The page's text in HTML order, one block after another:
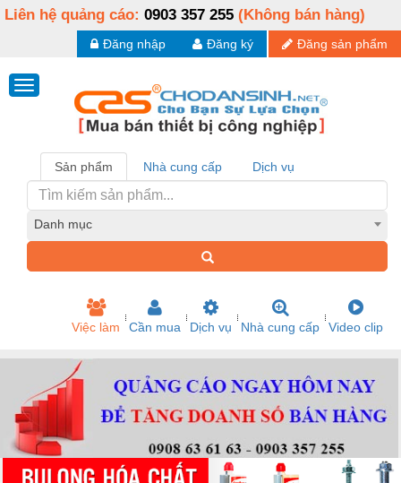
Liên hệ quảng cáo: 0903 357 255 (Không bán hàng)
Đăng sản phẩm
Đăng ký
Đăng nhập
Sản phẩm Nhà cung cấp Dịch vụ
Danh mục
Việc làm Cần mua Dịch vụ Nhà cung cấp Video clip